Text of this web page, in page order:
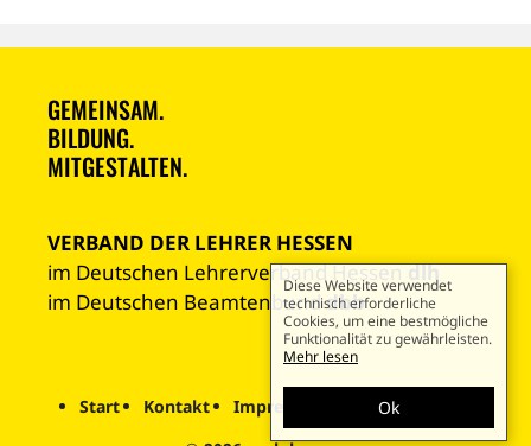
GEMEINSAM.
BILDUNG.
MITGESTALTEN.
VERBAND DER LEHRER HESSEN
im Deutschen Lehrerverband Hessendlh
im Deutschen Beamtenbunddbb
Start Kontakt Impressum
Datenschutz
Diese Website verwendet
technisch erforderliche
Cookies, um eine bestmögliche
Funktionalität zu gewährleisten.
Mehr lesen
Ok